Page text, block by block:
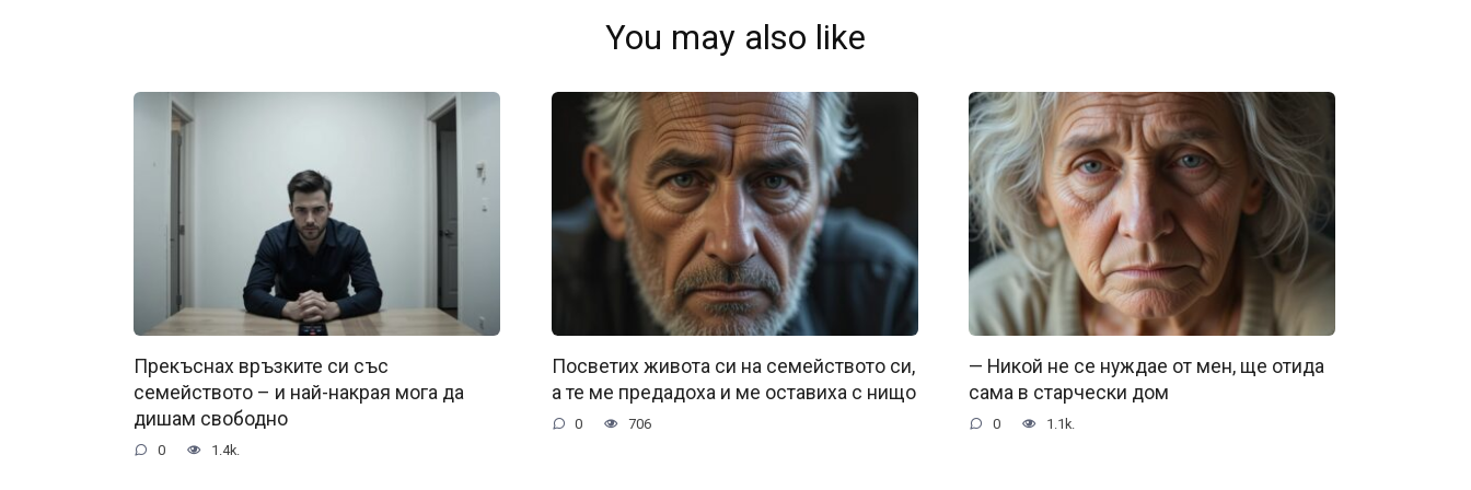
You may also like
Прекъснах връзките си със
семейството – и най-накрая мога да
дишам свободно
0 1.4k.
Посветих живота си на семейството си,
а те ме предадоха и ме оставиха с нищо
0 706
— Никой не се нуждае от мен, ще отида
сама в старчески дом
0 1.1k.